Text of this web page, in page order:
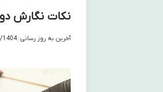
نکات نگارش
آخرین به روز رسانی: 24/07/1404